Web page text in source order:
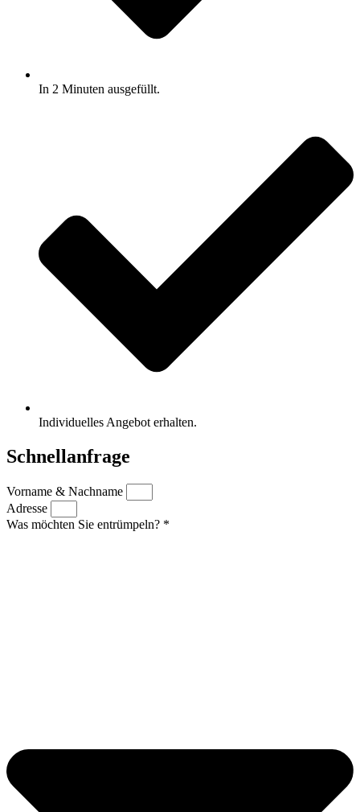
In 2 Minuten ausgefüllt.
Individuelles Angebot erhalten.
Schnellanfrage
Vorname & Nachname
Adresse
Was möchten Sie entrümpeln? *